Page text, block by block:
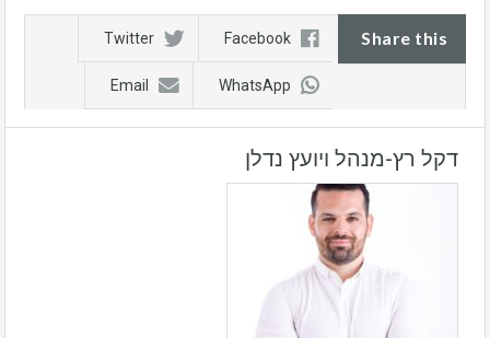
Share this
Facebook
Twitter
WhatsApp
Email
דקל רץ-מנהל ויועץ נדלן